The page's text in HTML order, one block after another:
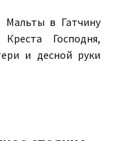
Мальты в Гатчину
Господня,
и десной руки